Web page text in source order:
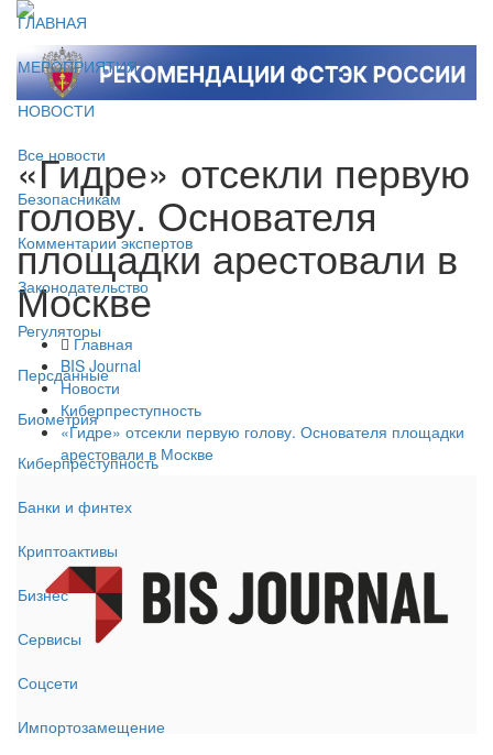
ГЛАВНАЯ
МЕРОПРИЯТИЯ
НОВОСТИ
Все новости
Безопасникам
Комментарии экспертов
Законодательство
Регуляторы
Персданные
Биометрия
Киберпреступность
Банки и финтех
Криптоактивы
Бизнес
Сервисы
Соцсети
Импортозамещение
«Гидре» отсекли первую
голову. Основателя
площадки арестовали в
Москве
Главная
BIS Journal
Новости
Киберпреступность
«Гидре» отсекли первую голову. Основателя площадки
арестовали в Москве